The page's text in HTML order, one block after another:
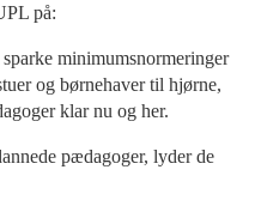
på:
minimumsnormeringer
og børnehaver til hjørne,
klar nu og her.
pædagoger, lyder de